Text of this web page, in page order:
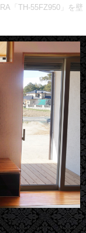
「TH-55FZ950」を壁